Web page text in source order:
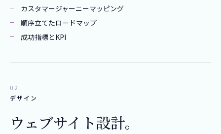
カスタマージャーニーマッピング
順序立てたロードマップ
成功指標とKPI
02
デザイン
ウェブサイト設計。